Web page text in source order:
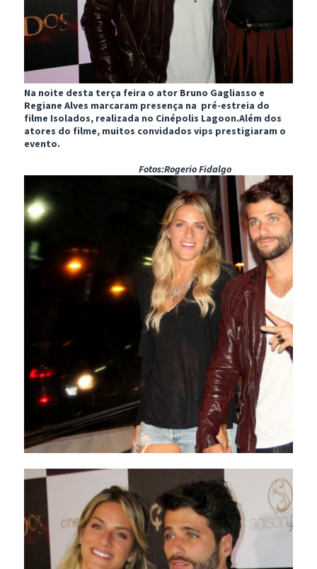
Na noite desta terça feira o ator Bruno Gagliasso e
Regiane Alves marcaram presença na pré-estreia do
filme Isolados, realizada no Cinépolis Lagoon.Além dos
atores do filme, muitos convidados vips prestigiaram o
evento.
Fotos:Rogerio Fidalgo